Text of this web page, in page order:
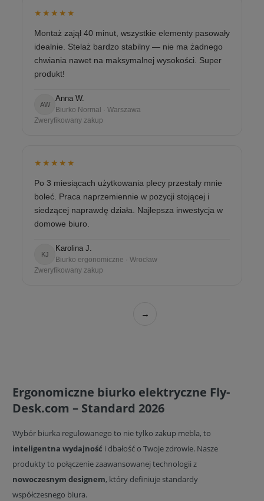
★★★★★
Montaż zajął 40 minut, wszystkie elementy pasowały
idealnie. Stelaż bardzo stabilny — nie ma żadnego
chwiania nawet na maksymalnej wysokości. Super
produkt!
AW
Anna W.
Biurko Normal · Warszawa
Zweryfikowany zakup
★★★★★
Po 3 miesiącach użytkowania plecy przestały mnie
boleć. Praca naprzemiennie w pozycji stojącej i
siedzącej naprawdę działa. Najlepsza inwestycja w
domowe biuro.
KJ
Karolina J.
Biurko ergonomiczne · Wrocław
Zweryfikowany zakup
→
Ergonomiczne biurko elektryczne Fly-
Desk.com – Standard 2026
Wybór biurka regulowanego to nie tylko zakup mebla, to
inteligentna wydajność i dbałość o Twoje zdrowie. Nasze
produkty to połączenie zaawansowanej technologii z
nowoczesnym designem, który definiuje standardy
współczesnego biura.